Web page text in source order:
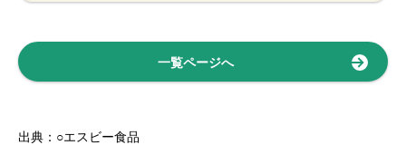
一覧ページへ
出典：○エスビー食品